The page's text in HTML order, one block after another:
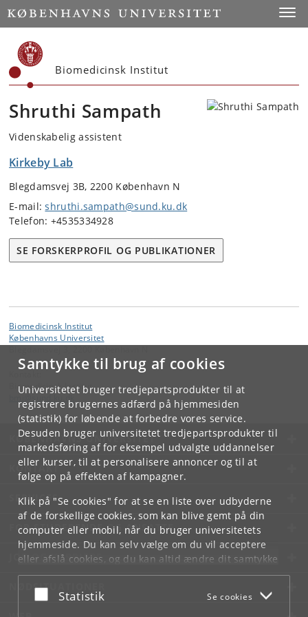
Samtykke til brug af cookies
Universitetet bruger tredjepartsprodukter til at
registrere brugernes adfærd på hjemmesiden
(statistik) for løbende at forbedre vores service.
Desuden bruger universitetet tredjepartsprodukter til
markedsføring af for eksempel udvalgte uddannelser
eller kurser, til at personalisere annoncer og til at
følge op på effekten af kampagner.
Klik på "Se cookies" for at se en liste over udbyderne
af de forskellige cookies, som kan blive gemt på din
computer eller mobil, når du bruger universitetets
hjemmeside. Du kan selv vælge om du vil acceptere
eller afslå cookies, og du kan altid ændre dit samtykke
underCookie- og privatlivspolitiksom du finder i
bunden af hver side.
Acceptér eller afslå
Statistik Se cookies
Start
Biomedicinsk Institut
Shruthi Sampath
Videnskabelig assistent
Kirkeby Lab
Blegdamsvej 3B, 2200 København N
E-mail:shruthi.sampath@sund.ku.dk
Telefon: +4535334928
SE FORSKERPROFIL OG PUBLIKATIONER
Biomedicinsk Institut
Københavns Universitet
Biomedicinsk Institut
KØBENHAVNS UNIVERSITET
KONTAKT
SERVICES
FOR STUDERENDE OG ANSATTE
JOB OG KARRIERE
NØDSITUATIONER